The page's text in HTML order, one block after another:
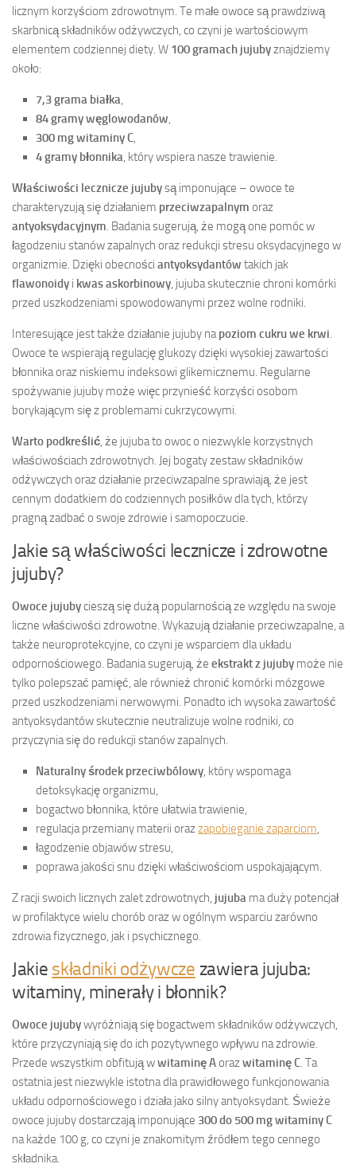
licznym korzyściom zdrowotnym. Te małe owoce są prawdziwą
skarbnicą składników odżywczych, co czyni je wartościowym
elementem codziennej diety. W 100 gramach jujubyznajdziemy
około:
7,3 grama białka,
84 gramy węglowodanów,
300 mg witaminy C,
4 gramy błonnika, który wspiera nasze trawienie.
Właściwości lecznicze jujubysą imponujące – owoce te
charakteryzują się działaniem przeciwzapalnym oraz
antyoksydacyjnym. Badania sugerują, że mogą one pomóc w
łagodzeniu stanów zapalnych oraz redukcji stresu oksydacyjnego w
organizmie. Dzięki obecności antyoksydantów takich jak
flawonoidy i kwas askorbinowy, jujuba skutecznie chroni komórki
przed uszkodzeniami spowodowanymi przez wolne rodniki.
Interesujące jest także działanie jujuby napoziom cukru we krwi.
Owoce te wspierają regulację glukozy dzięki wysokiej zawartości
błonnika oraz niskiemu indeksowi glikemicznemu. Regularne
spożywanie jujuby może więc przynieść korzyści osobom
borykającym się z problemami cukrzycowymi.
Warto podkreślić, że jujuba to owoc o niezwykle korzystnych
właściwościach zdrowotnych. Jej bogaty zestaw składników
odżywczych oraz działanie przeciwzapalne sprawiają, że jest
cennym dodatkiem do codziennych posiłków dla tych, którzy
pragną zadbać o swoje zdrowie i samopoczucie.
Jakie są właściwości lecznicze i zdrowotne
jujuby?
Owoce jujubycieszą się dużą popularnością ze względu na swoje
liczne właściwości zdrowotne. Wykazują działanie przeciwzapalne, a
także neuroprotekcyjne, co czyni je wsparciem dla układu
odpornościowego. Badania sugerują, że ekstrakt z jujuby może nie
tylko polepszać pamięć, ale również chronić komórki mózgowe
przed uszkodzeniami nerwowymi. Ponadto ich wysoka zawartość
antyoksydantów skutecznie neutralizuje wolne rodniki, co
przyczynia się do redukcji stanów zapalnych.
Naturalny środek przeciwbólowy, który wspomaga
detoksykację organizmu,
bogactwo błonnika, które ułatwia trawienie,
regulacja przemiany materii orazzapobieganie zaparciom,
łagodzenie objawów stresu,
poprawa jakości snu dzięki właściwościom uspokajającym.
Z racji swoich licznych zalet zdrowotnych, jujuba ma duży potencjał
w profilaktyce wielu chorób oraz w ogólnym wsparciu zarówno
zdrowia fizycznego, jak i psychicznego.
Jakie składniki odżywcze zawiera jujuba:
witaminy, minerały i błonnik?
Owoce jujubywyróżniają się bogactwem składników odżywczych,
które przyczyniają się do ich pozytywnego wpływu na zdrowie.
Przede wszystkim obfitują wwitaminę Aorazwitaminę C. Ta
ostatnia jest niezwykle istotna dla prawidłowego funkcjonowania
układu odpornościowego i działa jako silny antyoksydant. Świeże
owoce jujuby dostarczają imponujące 300 do 500 mg witaminy C
na każde 100 g, co czyni je znakomitym źródłem tego cennego
składnika.